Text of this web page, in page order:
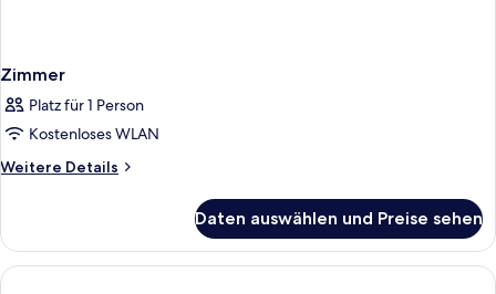
Zimmer
Platz für 1 Person
Kostenloses WLAN
Weitere Details
Weitere
Daten auswählen und Preise sehen